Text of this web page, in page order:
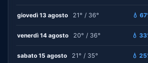
giovedì 13 agosto 21° / 36° 💧
venerdì 14 agosto 20° / 36° 💧
sabato 15 agosto 21° / 35° 💧